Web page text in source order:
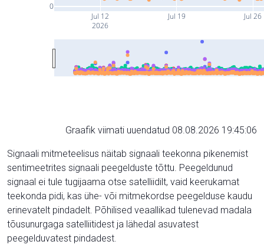
Jul 12
2026
Jul 19 Jul 26
0
Graafik viimati uuendatud 08.08.2026 19:45:06
Signaali mitmeteelisus näitab signaali teekonna pikenemist
sentimeetrites signaali peegelduste tõttu. Peegeldunud
signaal ei tule tugijaama otse satelliidilt, vaid keerukamat
teekonda pidi, kas ühe- või mitmekordse peegelduse kaudu
erinevatelt pindadelt. Põhilised veaallikad tulenevad madala
tõusunurgaga satelliitidest ja lähedal asuvatest
peegelduvatest pindadest.